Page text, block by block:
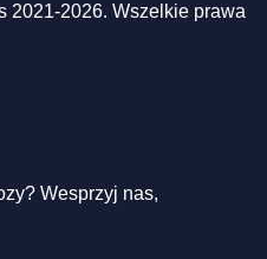
2021-2026. Wszelkie prawa
Wesprzyj nas,